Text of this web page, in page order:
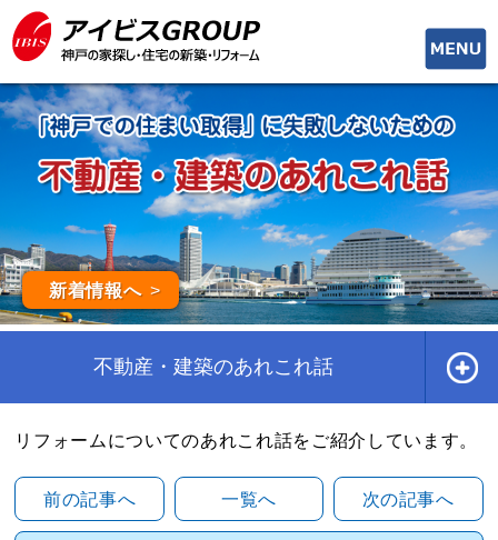
toggle
新着情報へ
不動産・建築のあれこれ話
リフォームについてのあれこれ話をご紹介しています。
前の記事へ 一覧へ 次の記事へ